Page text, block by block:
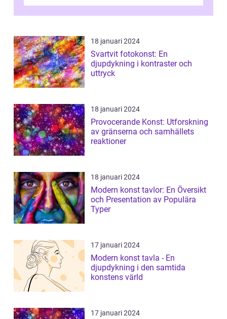
...
18 januari 2024
Svartvit fotokonst: En
djupdykning i kontraster och
uttryck
18 januari 2024
Provocerande Konst: Utforskning
av gränserna och samhällets
reaktioner
18 januari 2024
Modern konst tavlor: En Översikt
och Presentation av Populära
Typer
17 januari 2024
Modern konst tavla - En
djupdykning i den samtida
konstens värld
17 januari 2024